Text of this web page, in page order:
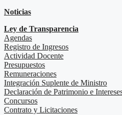
Noticias
Ley de Transparencia
Agendas
Registro de Ingresos
Actividad Docente
Presupuestos
Remuneraciones
Integración Suplente de Ministro
Declaración de Patrimonio e
Concursos
Contrato y Licitaciones